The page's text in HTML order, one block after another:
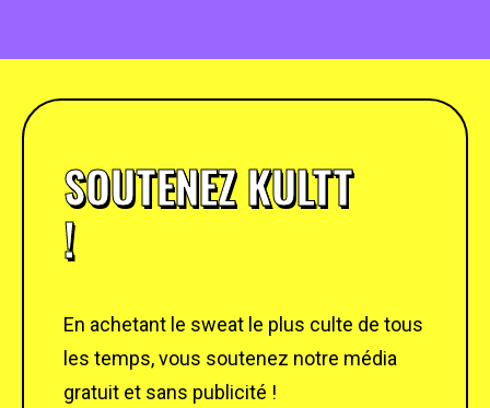
SOUTENEZ KULTT
!
En achetant le sweat le plus culte de tous
les temps, vous soutenez notre média
gratuit et sans publicité !